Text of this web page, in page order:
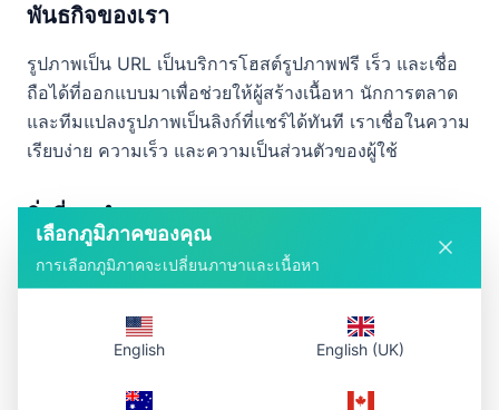
พันธกิจของเรา
รูปภาพเป็น URL เป็นบริการโฮสต์รูปภาพฟรี เร็ว และเชื่อ
ถือได้ที่ออกแบบมาเพื่อช่วยให้ผู้สร้างเนื้อหา นักการตลาด
และทีมแปลงรูปภาพเป็นลิงก์ที่แชร์ได้ทันที เราเชื่อในความ
เรียบง่าย ความเร็ว และความเป็นส่วนตัวของผู้ใช้
สิ่งที่เรานำเสนอ
โฮสต์รูปภาพฟรีพร้อมการสนับสนุน CDN
รองรับรูปแบบรูปภาพหลายรูปแบบ (JPG, PNG, WEBP,
ทดลองใช้โดยไม่ต้องลงทะเบียน — แผนฟรี: 10 ครั้ง/วัน
เลือกภูมิภาคของคุณ
การเลือกภูมิภาคจะเปลี่ยนภาษาและเนื้อหา
English English (UK)